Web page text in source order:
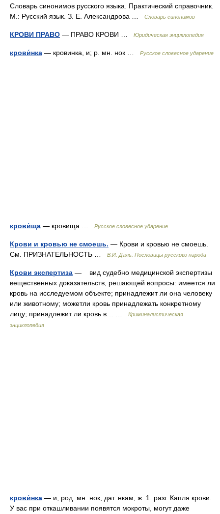
Словарь синонимов русского языка. Практический справочник.
М.: Русский язык. З. Е. Александрова …
Словарь синонимов
КРОВИ ПРАВО — ПРАВО КРОВИ … Юридическая энциклопедия
крови́нка — кровинка, и; р. мн. нок … Русское словесное ударение
крови́ща — кровища … Русское словесное ударение
Крови и кровью не смоешь. — Крови и кровью не смоешь.
См. ПРИЗНАТЕЛЬНОСТЬ …
В.И. Даль. Пословицы русского народа
Крови экспертиза — вид судебно медицинской экспертизы
вещественных доказательств, решающей вопросы: имеется ли
кровь на исследуемом объекте; принадлежит ли она человеку
или животному; можетли кровь принадлежать конкретному
лицу; принадлежит ли кровь в… …
Криминалистическая
энциклопедия
крови́нка — и, род. мн. нок, дат. нкам, ж. 1. разг. Капля крови.
У вас при откашливании появятся мокроты, могут даже